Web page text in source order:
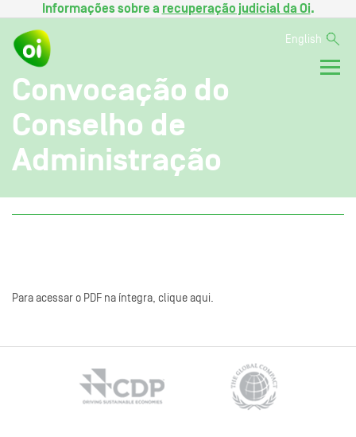
Informações sobre a recuperação judicial da Oi.
English
Convocação do
Conselho de
Administração
Para acessar o PDF na íntegra, clique aqui.